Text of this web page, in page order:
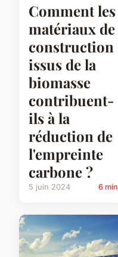
Comment les
matériaux de
construction
issus de la
biomasse
contribuent-
ils à la
réduction de
l'empreinte
carbone ?
5 juin 2024 6 min